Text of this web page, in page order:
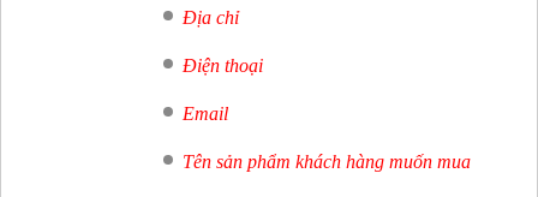
Địa chỉ
Điện thoại
Email
Tên sản phẩm khách hàng muốn mua